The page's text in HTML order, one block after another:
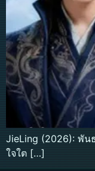
JieLing (2026): พั
ใจใต […]